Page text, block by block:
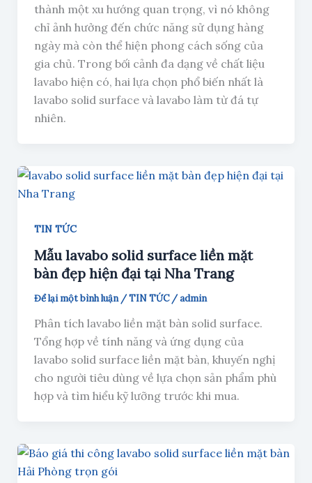
thành một xu hướng quan trọng, vì nó không
chỉ ảnh hưởng đến chức năng sử dụng hàng
ngày mà còn thể hiện phong cách sống của
gia chủ. Trong bối cảnh đa dạng về chất liệu
lavabo hiện có, hai lựa chọn phổ biến nhất là
lavabo solid surface và lavabo làm từ đá tự
nhiên.
TIN TỨC
Mẫu lavabo solid surface liền mặt
bàn đẹp hiện đại tại Nha Trang
Để lại một bình luận /TIN TỨC/admin
Phân tích lavabo liền mặt bàn solid surface.
Tổng hợp về tính năng và ứng dụng của
lavabo solid surface liền mặt bàn, khuyến nghị
cho người tiêu dùng về lựa chọn sản phẩm phù
hợp và tìm hiểu kỹ lưỡng trước khi mua.